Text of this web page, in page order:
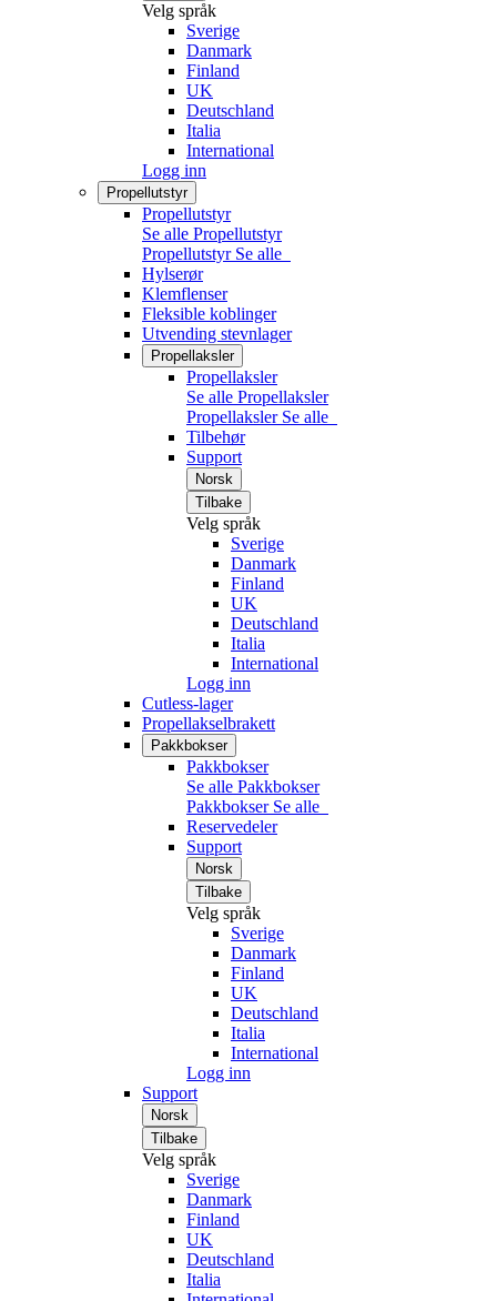
Velg språk
Sverige
Danmark
Finland
UK
Deutschland
Italia
International
Logg inn
Propellutstyr
Propellutstyr
Se alle Propellutstyr
Propellutstyr Se alle
Hylserør
Klemflenser
Fleksible koblinger
Utvending stevnlager
Propellaksler
Propellaksler
Se alle Propellaksler
Propellaksler Se alle
Tilbehør
Support
Norsk
Tilbake
Velg språk
Sverige
Danmark
Finland
UK
Deutschland
Italia
International
Logg inn
Cutless-lager
Propellakselbrakett
Pakkbokser
Pakkbokser
Se alle Pakkbokser
Pakkbokser Se alle
Reservedeler
Support
Norsk
Tilbake
Velg språk
Sverige
Danmark
Finland
UK
Deutschland
Italia
International
Logg inn
Support
Norsk
Tilbake
Velg språk
Sverige
Danmark
Finland
UK
Deutschland
Italia